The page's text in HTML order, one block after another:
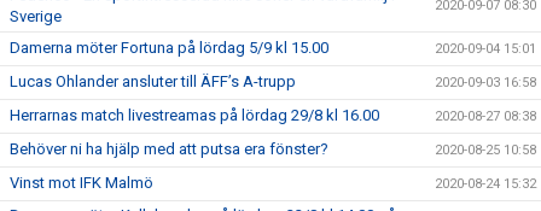
Sverige
2020-09-07 08:30
Damerna möter Fortuna på lördag 5/9 kl 15.00 2020-09-04 15:01
Lucas Ohlander ansluter till ÄFF’s A-trupp 2020-09-03 16:58
Herrarnas match livestreamas på lördag 29/8 kl 16.00 2020-08-27 08:38
Behöver ni ha hjälp med att putsa era fönster? 2020-08-25 10:58
Vinst mot IFK Malmö 2020-08-24 15:32